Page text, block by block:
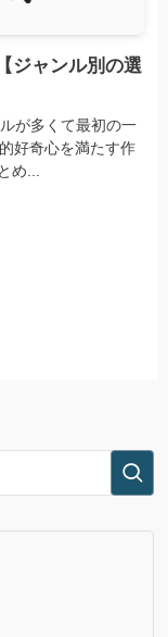
ジャンル別の選
が多くて最初の一
好奇心を満たす作
め...